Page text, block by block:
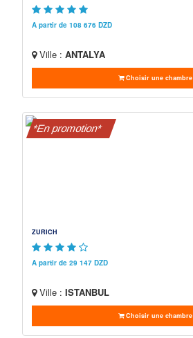
A partir de 108 676 DZD
Ville : ANTALYA
Choisir une chambre
*En promotion*
ZURICH
A partir de 29 147 DZD
Ville : ISTANBUL
Choisir une chambre